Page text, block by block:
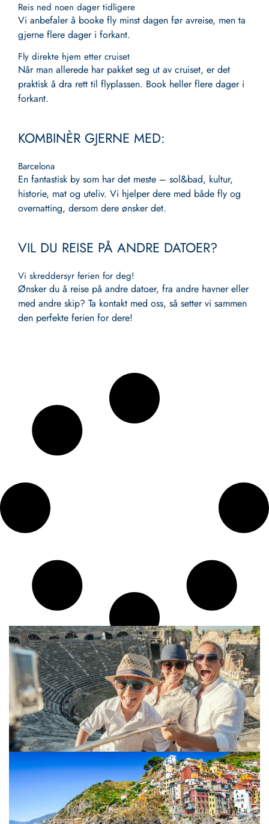
Reis ned noen dager tidligere
Vi anbefaler å booke fly minst dagen før avreise, men ta
gjerne flere dager i forkant.
Fly direkte hjem etter cruiset
Når man allerede har pakket seg ut av cruiset, er det
praktisk å dra rett til flyplassen. Book heller flere dager i
forkant.
KOMBINÈR GJERNE MED:
Barcelona
En fantastisk by som har det meste – sol&bad, kultur,
historie, mat og uteliv. Vi hjelper dere med både fly og
overnatting, dersom dere ønsker det.
VIL DU REISE PÅ ANDRE DATOER?
Vi skreddersyr ferien for deg!
Ønsker du å reise på andre datoer, fra andre havner eller
med andre skip? Ta kontakt med oss, så setter vi sammen
den perfekte ferien for dere!